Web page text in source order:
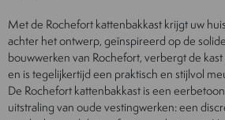
Met de Rochefort kattenbakkast krijgt uw
achter het ontwerp, geïnspireerd op de
bouwwerken van Rochefort, verbergt de
en is tegelijkertijd een praktisch en stijlvol
De Rochefort kattenbakkast is een
uitstraling van oude vestingwerken: een